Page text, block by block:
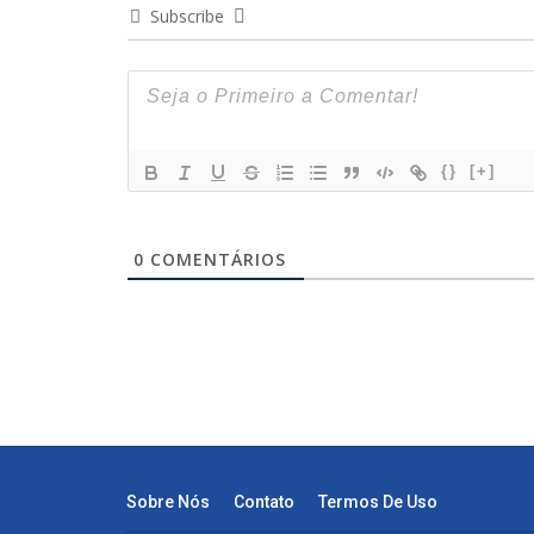
Subscribe
{} [+]
0 COMENTÁRIOS
Sobre Nós Contato Termos De Uso